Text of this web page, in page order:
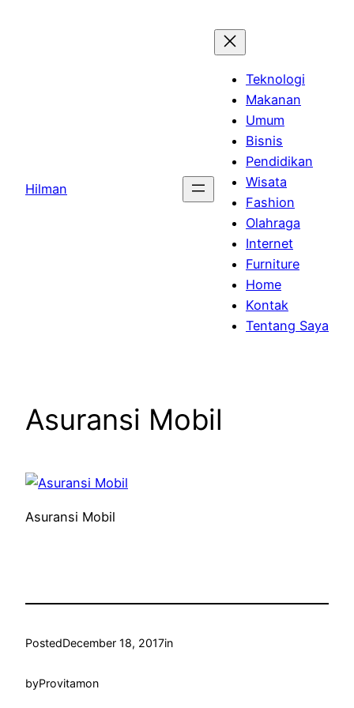
Hilman
Teknologi
Makanan
Umum
Bisnis
Pendidikan
Wisata
Fashion
Olahraga
Internet
Furniture
Home
Kontak
Tentang Saya
Asuransi Mobil
Asuransi Mobil
PostedDecember 18, 2017in
byProvitamon